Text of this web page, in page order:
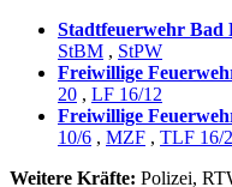
Stadtfeuerwehr Bad
StBM , StPW
Freiwillige
20 , LF 16/12
Freiwillige
10/6 , MZF , TLF 16/
Weitere Kräfte: Polizei,